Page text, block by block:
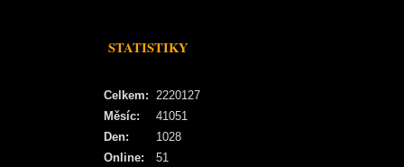
STATISTIKY
Online: 51
Celkem: 2220127
Měsíc:
41051
Den:
1028